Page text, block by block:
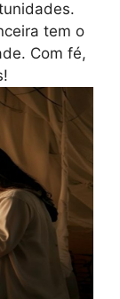
tem o
Com fé,